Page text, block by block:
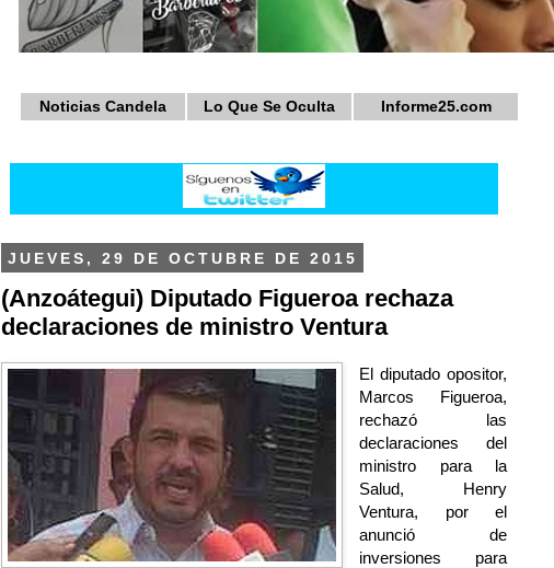
Noticias Candela Lo Que Se Oculta Informe25.com
JUEVES, 29 DE OCTUBRE DE 2015
(Anzoátegui) Diputado Figueroa rechaza
declaraciones de ministro Ventura
El diputado opositor,
Marcos Figueroa,
rechazó las
declaraciones del
ministro para la
Salud, Henry
Ventura, por el
anunció de
inversiones para